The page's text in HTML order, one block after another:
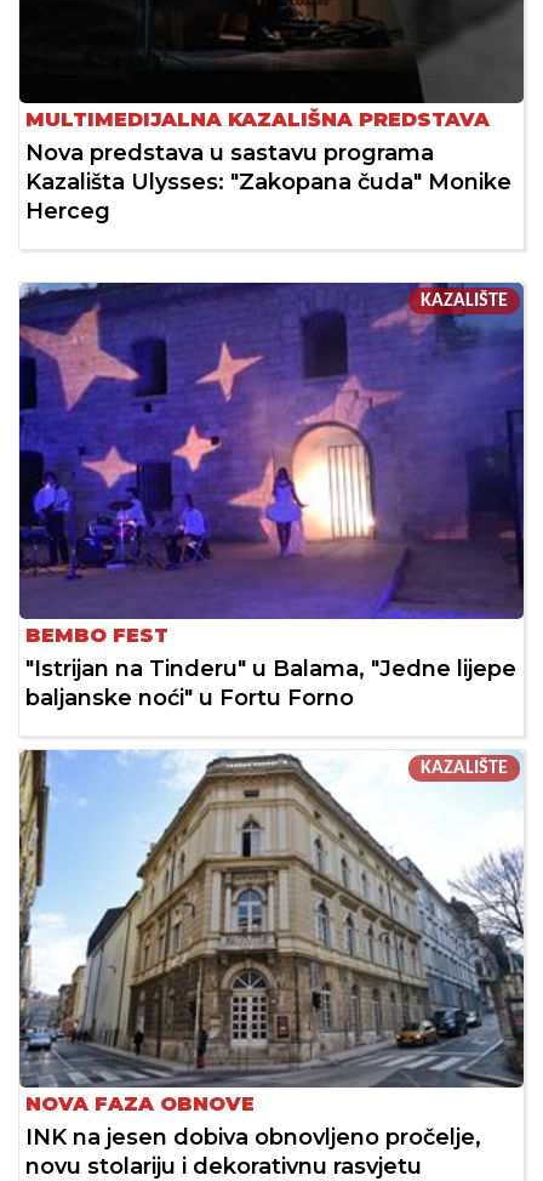
MULTIMEDIJALNA KAZALIŠNA PREDSTAVA
Nova predstava u sastavu programa
Kazališta Ulysses: "Zakopana čuda" Monike
Herceg
KAZALIŠTE
BEMBO FEST
"Istrijan na Tinderu" u Balama, "Jedne lijepe
baljanske noći" u Fortu Forno
KAZALIŠTE
NOVA FAZA OBNOVE
INK na jesen dobiva obnovljeno pročelje,
novu stolariju i dekorativnu rasvjetu